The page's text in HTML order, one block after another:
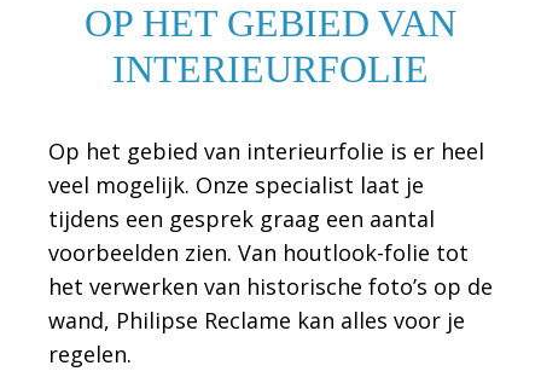
OP HET GEBIED VAN
INTERIEURFOLIE
Op het gebied van interieurfolie is er heel
veel mogelijk. Onze specialist laat je
tijdens een gesprek graag een aantal
voorbeelden zien. Van houtlook-folie tot
het verwerken van historische foto’s op de
wand, Philipse Reclame kan alles voor je
regelen.